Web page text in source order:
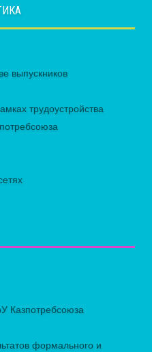
выпускников
трудоустройства
Казпотребсоюза
формального и